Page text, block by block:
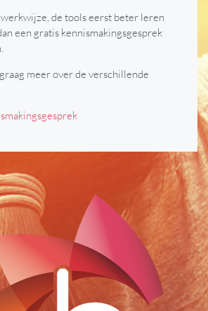
de tools eerst beter leren
een gratis kennismakingsgesprek
meer over de verschillende